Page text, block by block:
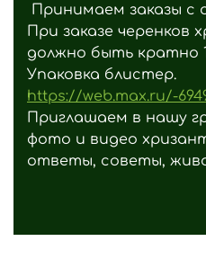
Принимаем заказы с
При заказе черенков
должно быть кратно
Упаковка блистер.
https://web.max.ru/-
Приглашаем в нашу
фото и видео
ответы, советы,